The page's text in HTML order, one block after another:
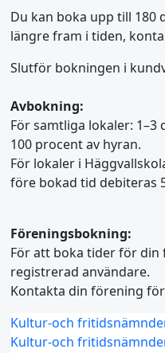
Du kan boka upp till 180
längre fram i tiden,
Slutför bokningen i
Avbokning:
För samtliga lokaler:
100 procent av hyran.
För lokaler i
före bokad tid debiteras
Föreningsbokning:
För att boka tider för din
registrerad användare.
Kontakta din förening
Kultur-och
Kultur-och